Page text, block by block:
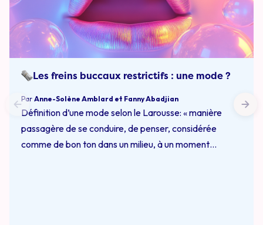
Les freins buccaux restrictifs : une mode ?
Par Anne-Solène Amblard et Fanny Abadjian
Définition d’une mode selon le Larousse: « manière
passagère de se conduire, de penser, considérée
comme de bon ton dans un milieu, à un moment